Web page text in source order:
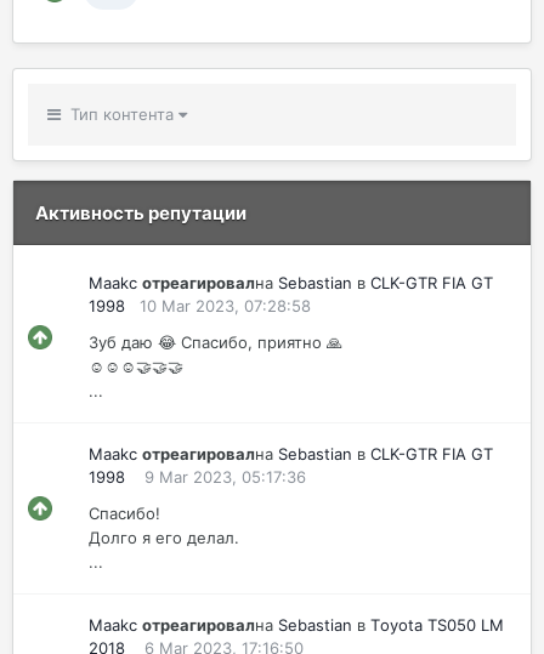
Тип контента
Активность репутации
Maakc отреагировална Sebastian в CLK-GTR FIA GT
1998
10 Mar 2023, 07:28:58
Зуб даю 😂 Спасибо, приятно 🙏
☺️☺️☺️🤝🤝🤝
...
Maakc отреагировална Sebastian в CLK-GTR FIA GT
1998
9 Mar 2023, 05:17:36
Спасибо!
Долго я его делал.
...
Maakc отреагировална Sebastian в Тoyota TS050 LM
2018
6 Mar 2023, 17:16:50